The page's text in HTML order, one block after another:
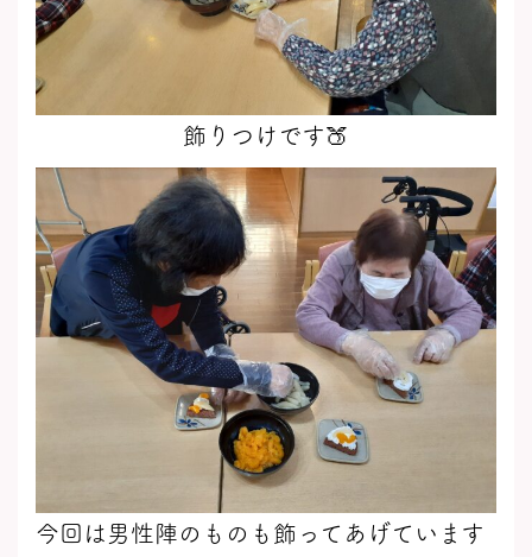
飾りつけです🍑
今回は男性陣のものも飾ってあげています